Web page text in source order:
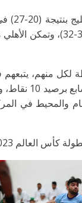
وأسفرت باقي
وتمكن النور من الانتصار على نظيره الهدى بنتيجة (26-25)،
تتشارك فرق مضر والخليج والنور صدارة سلم الترتيب في
16 نقطة، ثم فريقا الهدى
التاسع برصيد 6 نقاط، ويحل الزلفي عاشراً